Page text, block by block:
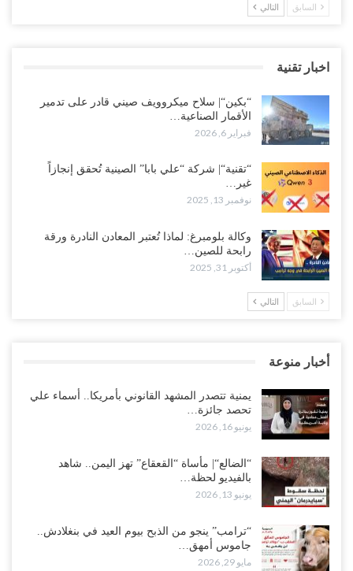
السابق التالي
اخبار تقنية
“بكين“| سلاح ميكروويف صيني قادر على تدمير
الأقمار الصناعية…
فبراير 6, 2026
“تقنية“| شركة “علي بابا” الصينية تُحقق إنجازاً
غير…
نوفمبر 13, 2025
وكالة بلومبرغ: لماذا تُعتبر المعادن النادرة ورقة
رابحة للصين…
أكتوبر 31, 2025
السابق التالي
أخبار منوعة
يمنية تتصدر المشهد القانوني بأمريكا.. أسماء علي
تحصد جائزة…
يونيو 16, 2026
“الضالع“| مأساة “القعقاع” تهز اليمن.. شاهد
بالفيديو لحظة…
يونيو 13, 2026
“ترامب” ينجو من الذبح بيوم العيد في بنغلادش..
جاموس أمهق…
مايو 29, 2026